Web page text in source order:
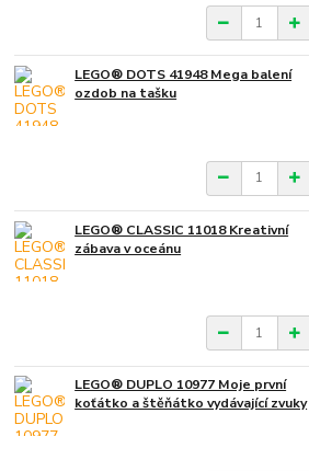
LEGO® DOTS 41948 Mega balení
ozdob na tašku
LEGO® CLASSIC 11018 Kreativní
zábava v oceánu
LEGO® DUPLO 10977 Moje první
koťátko a štěňátko vydávající zvuky